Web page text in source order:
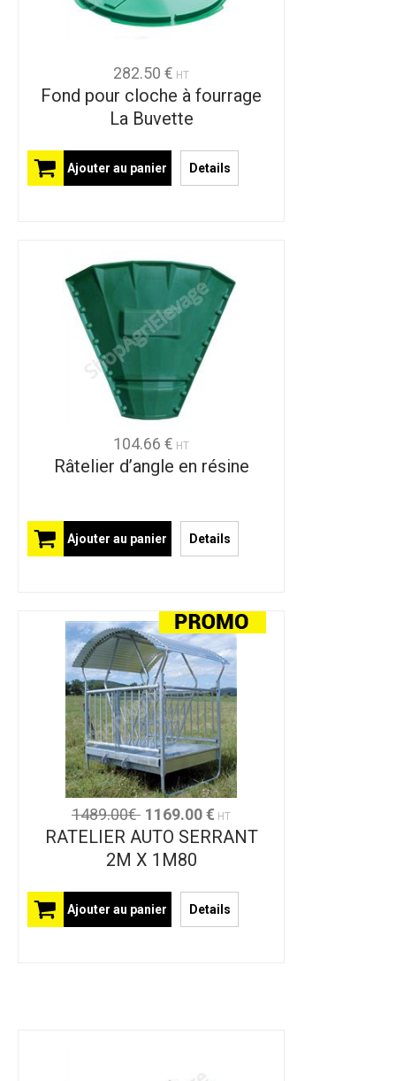
282.50 € HT
Fond pour cloche à fourrage
La Buvette
Ajouter au panier Details
104.66 € HT
Râtelier d’angle en résine
Ajouter au panier Details
1489.00€ 1169.00 € HT
RATELIER AUTO SERRANT
2M X 1M80
Ajouter au panier Details